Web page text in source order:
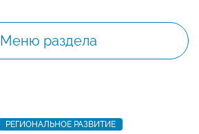
Меню раздела
РЕГИОНАЛЬНОЕ РАЗВИТИЕ